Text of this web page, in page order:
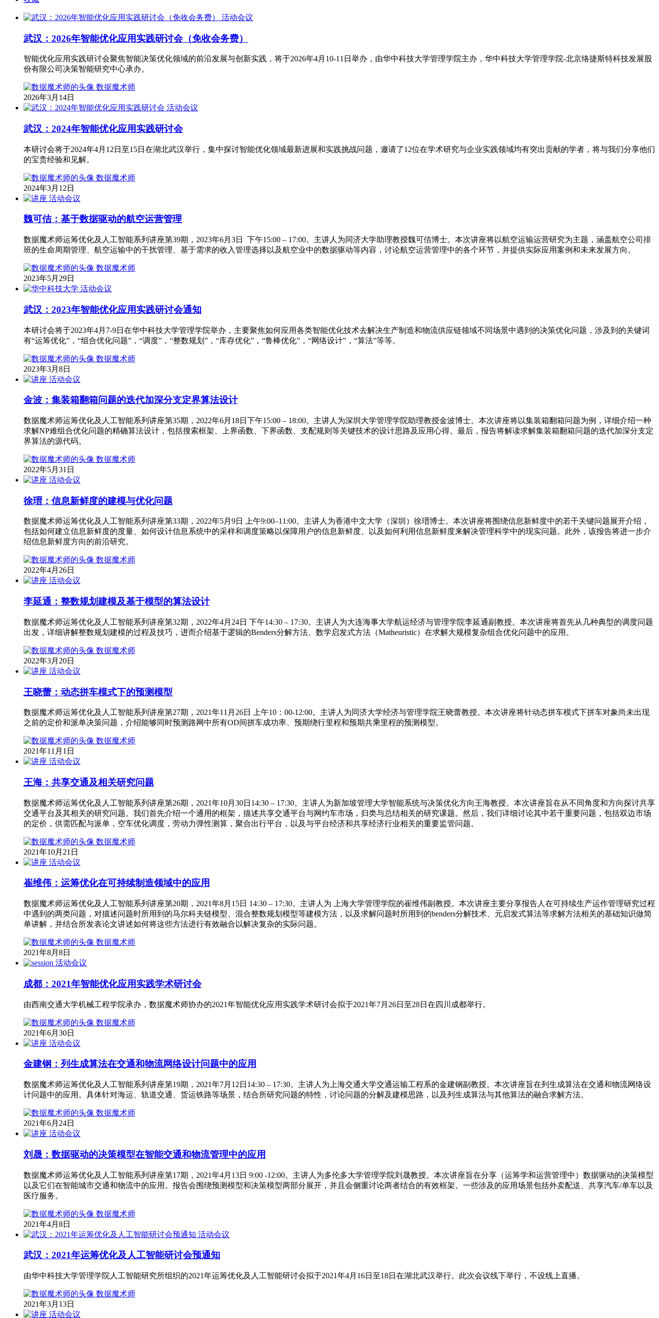
活动会议
武汉：2026年智能优化应用实践研讨会（免收会务费）
智能优化应用实践研讨会聚焦智能决策优化领域的前沿发展与创新实践，将于2026年4月10-11日举办，由华中科技大学管理学院主办，华中科技大学管理学院-北京络捷斯特科技发展股
份有限公司决策智能研究中心承办。
数据魔术师
2026年3月14日
活动会议
武汉：2024年智能优化应用实践研讨会
本研讨会将于2024年4月12日至15日在湖北武汉举行，集中探讨智能优化领域最新进展和实践挑战问题，邀请了12位在学术研究与企业实践领域均有突出贡献的学者，将与我们分享他们
的宝贵经验和见解。
数据魔术师
2024年3月12日
活动会议
魏可佶：基于数据驱动的航空运营管理
数据魔术师运筹优化及人工智能系列讲座第39期，2023年6月3日 下午15:00 – 17:00。主讲人为同济大学助理教授魏可佶博士。本次讲座将以航空运输运营研究为主题，涵盖航空公司排
班的生命周期管理、航空运输中的干扰管理、基于需求的收入管理选择以及航空业中的数据驱动等内容，讨论航空运营管理中的各个环节，并提供实际应用案例和未来发展方向。
数据魔术师
2023年5月29日
活动会议
武汉：2023年智能优化应用实践研讨会通知
本研讨会将于2023年4月7-9日在华中科技大学管理学院举办，主要聚焦如何应用各类智能优化技术去解决生产制造和物流供应链领域不同场景中遇到的决策优化问题，涉及到的关键词
有“运筹优化”，“组合优化问题”，“调度”，“整数规划”，“库存优化”，“鲁棒优化”，“网络设计”，“算法”等等。
数据魔术师
2023年3月8日
活动会议
金波：集装箱翻箱问题的迭代加深分支定界算法设计
数据魔术师运筹优化及人工智能系列讲座第35期，2022年6月18日下午15:00 – 18:00。主讲人为深圳大学管理学院助理教授金波博士。本次讲座将以集装箱翻箱问题为例，详细介绍一种
求解NP难组合优化问题的精确算法设计，包括搜索框架、上界函数、下界函数、支配规则等关键技术的设计思路及应用心得。最后，报告将解读求解集装箱翻箱问题的迭代加深分支定
界算法的源代码。
数据魔术师
2022年5月31日
活动会议
徐瑨：信息新鲜度的建模与优化问题
数据魔术师运筹优化及人工智能系列讲座第33期，2022年5月9日 上午9:00–11:00。主讲人为香港中文大学（深圳）徐瑨博士。本次讲座将围绕信息新鲜度中的若干关键问题展开介绍，
包括如何建立信息新鲜度的度量、如何设计信息系统中的采样和调度策略以保障用户的信息新鲜度、以及如何利用信息新鲜度来解决管理科学中的现实问题。此外，该报告将进一步介
绍信息新鲜度方向的前沿研究。
数据魔术师
2022年4月26日
活动会议
李延通：整数规划建模及基于模型的算法设计
数据魔术师运筹优化及人工智能系列讲座第32期，2022年4月24日 下午14:30 – 17:30。主讲人为大连海事大学航运经济与管理学院李延通副教授。本次讲座将首先从几种典型的调度问题
出发，详细讲解整数规划建模的过程及技巧，进而介绍基于逻辑的Benders分解方法、数学启发式方法（Matheuristic）在求解大规模复杂组合优化问题中的应用。
数据魔术师
2022年3月20日
活动会议
王晓蕾：动态拼车模式下的预测模型
数据魔术师运筹优化及人工智能系列讲座第27期，2021年11月26日 上午10：00-12:00。主讲人为同济大学经济与管理学院王晓蕾教授。本次讲座将针动态拼车模式下拼车对象尚未出现
之前的定价和派单决策问题，介绍能够同时预测路网中所有OD间拼车成功率、预期绕行里程和预期共乘里程的预测模型。
数据魔术师
2021年11月1日
活动会议
王海：共享交通及相关研究问题
数据魔术师运筹优化及人工智能系列讲座第26期，2021年10月30日14:30 – 17:30。主讲人为新加坡管理大学智能系统与决策优化方向王海教授。本次讲座旨在从不同角度和方向探讨共享
交通平台及其相关的研究问题。我们首先介绍一个通用的框架，描述共享交通平台与网约车市场，归类与总结相关的研究课题。然后，我们详细讨论其中若干重要问题，包括双边市场
的定价，供需匹配与派单，空车优化调度，劳动力弹性测算，聚合出行平台，以及与平台经济和共享经济行业相关的重要监管问题。
数据魔术师
2021年10月21日
活动会议
崔维伟：运筹优化在可持续制造领域中的应用
数据魔术师运筹优化及人工智能系列讲座第20期，2021年8月15日 14:30 – 17:30。主讲人为 上海大学管理学院的崔维伟副教授。本次讲座主要分享报告人在可持续生产运作管理研究过程
中遇到的两类问题，对描述问题时所用到的马尔科夫链模型、混合整数规划模型等建模方法，以及求解问题时所用到的benders分解技术、元启发式算法等求解方法相关的基础知识做简
单讲解，并结合所发表论文讲述如何将这些方法进行有效融合以解决复杂的实际问题。
数据魔术师
2021年8月8日
活动会议
成都：2021年智能优化应用实践学术研讨会
由西南交通大学机械工程学院承办，数据魔术师协办的2021年智能优化应用实践学术研讨会拟于2021年7月26日至28日在四川成都举行。
数据魔术师
2021年6月30日
活动会议
金建钢：列生成算法在交通和物流网络设计问题中的应用
数据魔术师运筹优化及人工智能系列讲座第19期，2021年7月12日14:30 – 17:30。主讲人为上海交通大学交通运输工程系的金建钢副教授。本次讲座旨在列生成算法在交通和物流网络设
计问题中的应用。具体针对海运、轨道交通、货运铁路等场景，结合所研究问题的特性，讨论问题的分解及建模思路，以及列生成算法与其他算法的融合求解方法。
数据魔术师
2021年6月24日
活动会议
刘晟：数据驱动的决策模型在智能交通和物流管理中的应用
数据魔术师运筹优化及人工智能系列讲座第17期，2021年4月13日 9:00 -12:00。主讲人为多伦多大学管理学院刘晟教授。本次讲座旨在分享（运筹学和运营管理中）数据驱动的决策模型
以及它们在智能城市交通和物流中的应用。报告会围绕预测模型和决策模型两部分展开，并且会侧重讨论两者结合的有效框架。一些涉及的应用场景包括外卖配送、共享汽车/单车以及
医疗服务。
数据魔术师
2021年4月8日
活动会议
武汉：2021年运筹优化及人工智能研讨会预通知
由华中科技大学管理学院人工智能研究所组织的2021年运筹优化及人工智能研讨会拟于2021年4月16日至18日在湖北武汉举行。此次会议线下举行，不设线上直播。
数据魔术师
2021年3月13日
活动会议